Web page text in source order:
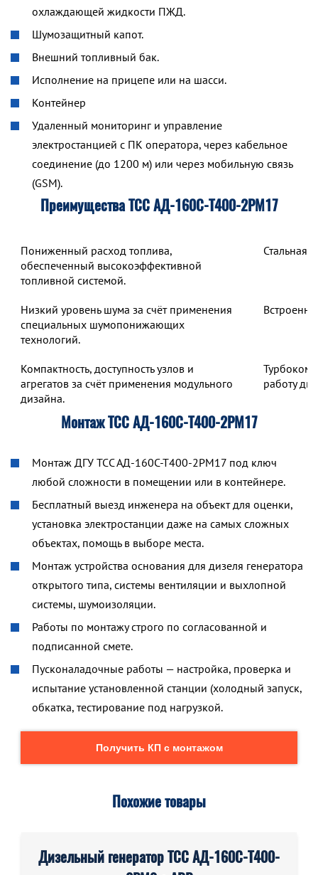
охлаждающей жидкости ПЖД.
Шумозащитный капот.
Внешний топливный бак.
Исполнение на прицепе или на шасси.
Контейнер
Удаленный мониторинг и управление
электростанцией с ПК оператора, через кабельное
соединение (до 1200 м) или через мобильную связь
(GSM).
Преимущества ТСС АД-160С-Т400-2РМ17
Пониженный расход топлива,
обеспеченный высокоэффективной
топливной системой.
Стальная
Низкий уровень шума за счёт применения
специальных шумопонижающих
технологий.
Компактность, доступность узлов и
агрегатов за счёт применения модульного
дизайна.
работу
Монтаж ТСС АД-160С-Т400-2РМ17
Монтаж ДГУ ТСС АД-160С-Т400-2РМ17 под ключ
любой сложности в помещении или в контейнере.
Бесплатный выезд инженера на объект для оценки,
установка электростанции даже на самых сложных
объектах, помощь в выборе места.
Монтаж устройства основания для дизеля генератора
открытого типа, системы вентиляции и выхлопной
системы, шумоизоляции.
Работы по монтажу строго по согласованной и
подписанной смете.
Пусконаладочные работы — настройка, проверка и
испытание установленной станции (холодный запуск,
обкатка, тестирование под нагрузкой.
Получить КП с монтажом
Похожие товары
Дизельный генератор ТСС АД-160С-Т400-